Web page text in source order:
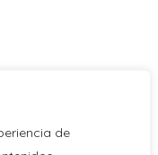
de